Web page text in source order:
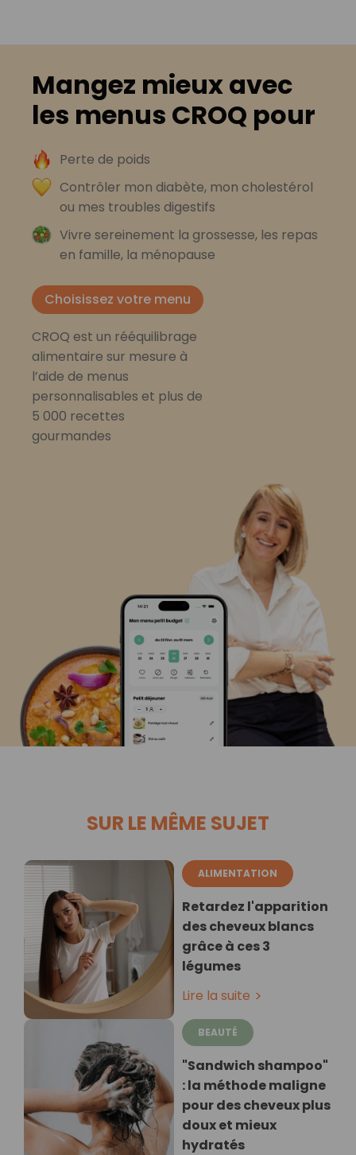
Mangez mieux avec
les menus CROQ pour
Perte de poids
Contrôler mon diabète, mon cholestérol
ou mes troubles digestifs
Vivre sereinement la grossesse, les repas
en famille, la ménopause
Choisissez votre menu
CROQ est un rééquilibrage
alimentaire sur mesure à
l’aide de menus
personnalisables et plus de
5 000 recettes
gourmandes
SUR LE MÊME SUJET
ALIMENTATION
Retardez l'apparition
des cheveux blancs
grâce à ces 3
légumes
Lire la suite
BEAUTÉ
"Sandwich shampoo"
: la méthode maligne
pour des cheveux plus
doux et mieux
hydratés